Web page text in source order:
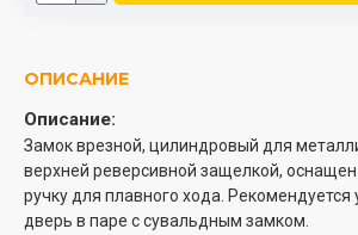
ОПИСАНИЕ
Описание:
Замок врезной, цилиндровый для
верхней реверсивной защелкой,
ручку для плавного хода. Рекомендуется
дверь в паре с сувальдным замком.